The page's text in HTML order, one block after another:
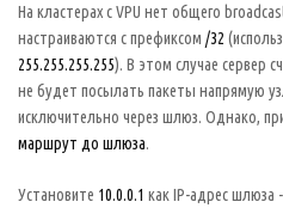
На кластерах с VPU нет общего
настраиваются с префиксом /32
255.255.255.255). В этом случае сервер
не будет посылать пакеты напрямую
исключительно через шлюз. Однако,
маршрут до шлюза.
Установите 10.0.0.1 как IP-адрес шлюза